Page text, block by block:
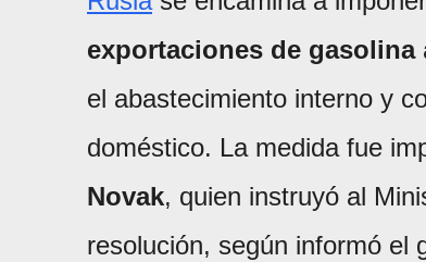
exportaciones de gasolina
el abastecimiento interno y
doméstico. La medida fue
Novak, quien instruyó al
resolución, según informó el